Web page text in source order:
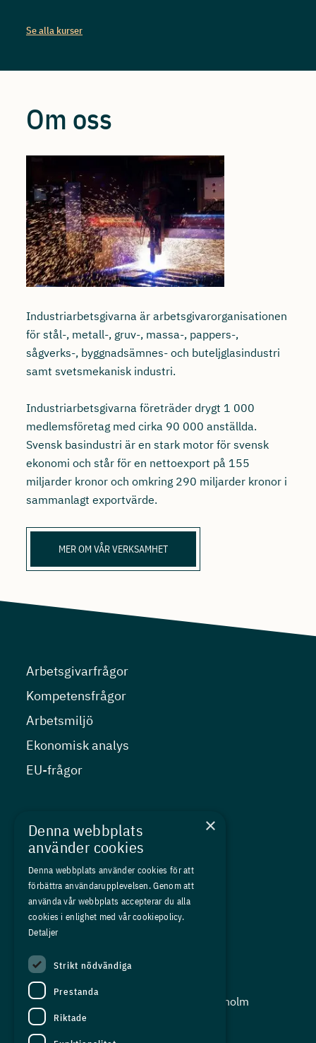
Se alla kurser
Om oss
Industriarbetsgivarna är arbetsgivarorganisationen
för stål-, metall-, gruv-, massa-, pappers-,
sågverks-, byggnadsämnes- och buteljglasindustri
samt svetsmekanisk industri.
Industriarbetsgivarna företräder drygt 1 000
medlemsföretag med cirka 90 000 anställda.
Svensk basindustri är en stark motor för svensk
ekonomi och står för en nettoexport på 155
miljarder kronor och omkring 290 miljarder kronor i
sammanlagt exportvärde.
MER OM VÅR VERKSAMHET
Arbetsgivarfrågor
Kompetensfrågor
Arbetsmiljö
Ekonomisk analys
EU-frågor
Kurser
Medlemskap
Om oss
Press
In English
Adress:
Storgatan 19, Box 5501, 114 85 Stockholm
Organisationsnummer:
556625 - 8389
×
Denna webbplats
använder cookies
Denna webbplats använder cookies för att
förbättra användarupplevelsen. Genom att
använda vår webbplats accepterar du alla
cookies i enlighet med vår cookiepolicy.
Detaljer
Strikt nödvändiga
Prestanda
Riktade